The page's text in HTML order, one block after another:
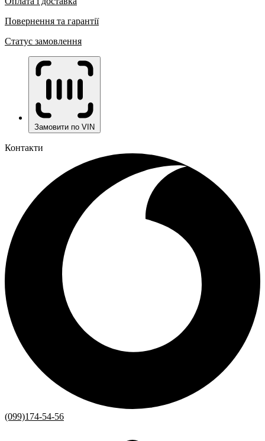
Повернення та гарантії
Статус замовлення
Замовити по VIN
Контакти
(099)174-54-56